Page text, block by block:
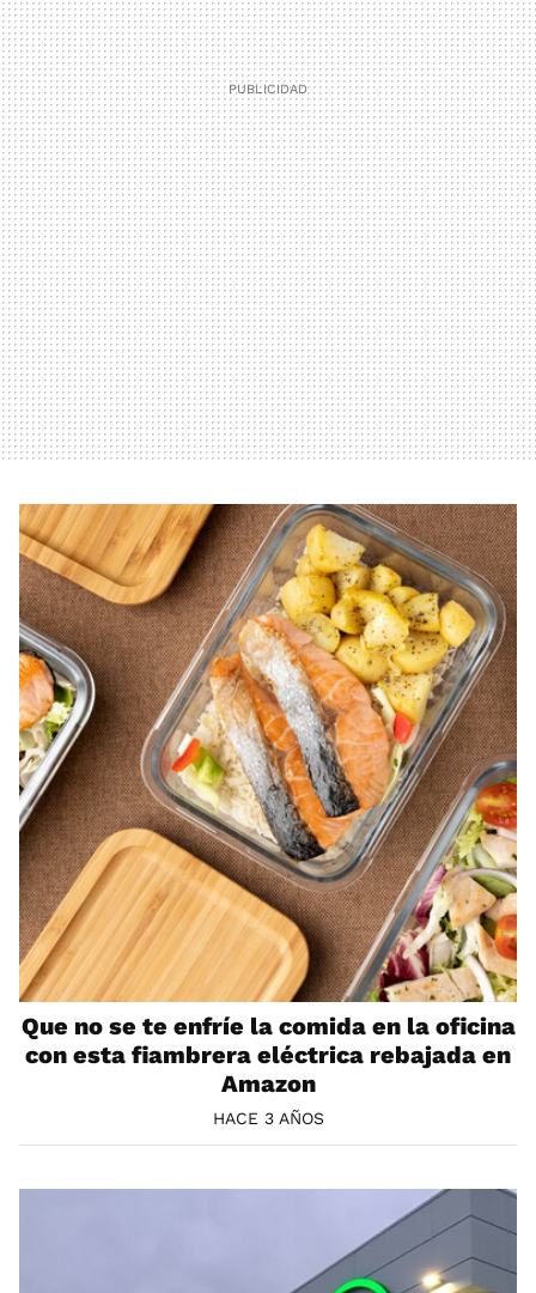
Que no se te enfríe la comida en la oficina
con esta fiambrera eléctrica rebajada en
Amazon
HACE 3 AÑOS